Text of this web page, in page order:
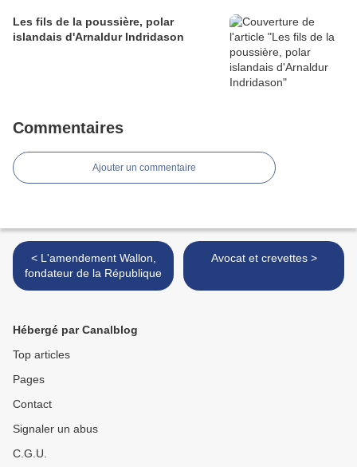
Les fils de la poussière, polar
islandais d'Arnaldur Indridason
Commentaires
Ajouter un commentaire
< L'amendement Wallon,
fondateur de la République
Avocat et crevettes >
Hébergé par Canalblog
Top articles
Pages
Contact
Signaler un abus
C.G.U.